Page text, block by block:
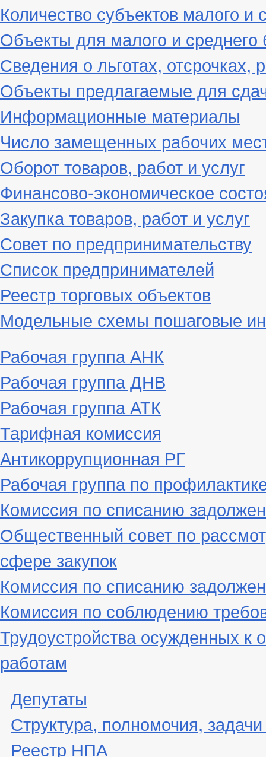
Количество субъектов малого и
Объекты для малого и среднего
Сведения о льготах, отсрочках,
Объекты предлагаемые для
Информационные материалы
Число замещенных рабочих
Оборот товаров, работ и услуг
Финансово-экономическое
Закупка товаров, работ и услуг
Совет по предпринимательству
Список предпринимателей
Реестр торговых объектов
Модельные схемы пошаговые
Рабочая группа АНК
Рабочая группа ДНВ
Рабочая группа АТК
Тарифная комиссия
Антикоррупционная РГ
Рабочая группа по
Комиссия по списанию
Общественный совет по
сфере закупок
Комиссия по списанию
Комиссия по соблюдению
Трудоустройства осужденных
работам
Депутаты
Структура, полномочия,
Реестр НПА